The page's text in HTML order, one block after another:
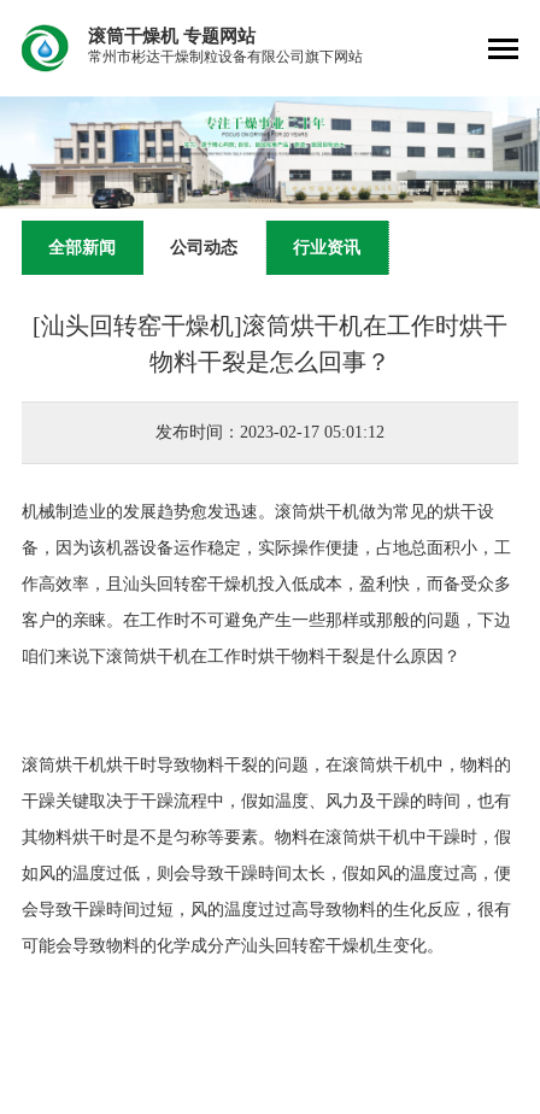
滚筒干燥机专题网站
常州市彬达干燥制粒设备有限公司旗下网站
全部新闻 公司动态 行业资讯
[汕头回转窑干燥机]滚筒烘干机在工作时烘干
物料干裂是怎么回事？
发布时间：2023-02-17 05:01:12
机械制造业的发展趋势愈发迅速。滚筒烘干机做为常见的烘干设
备，因为该机器设备运作稳定，实际操作便捷，占地总面积小，工
作高效率，且汕头回转窑干燥机投入低成本，盈利快，而备受众多
客户的亲睐。在工作时不可避免产生一些那样或那般的问题，下边
咱们来说下滚筒烘干机在工作时烘干物料干裂是什么原因？
滚筒烘干机烘干时导致物料干裂的问题，在滚筒烘干机中，物料的
干躁关键取决于干躁流程中，假如温度、风力及干躁的時间，也有
其物料烘干时是不是匀称等要素。物料在滚筒烘干机中干躁时，假
如风的温度过低，则会导致干躁時间太长，假如风的温度过高，便
会导致干躁時间过短，风的温度过过高导致物料的生化反应，很有
可能会导致物料的化学成分产汕头回转窑干燥机生变化。